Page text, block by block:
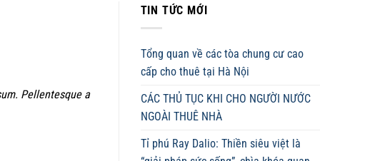
Pellentesque a
TIN TỨC MỚI
Tổng quan về các tòa chung cư cao
cấp cho thuê tại Hà Nội
CÁC THỦ TỤC KHI CHO NGƯỜI NƯỚC
NGOÀI THUÊ NHÀ
Tỉ phú Ray Dalio: Thiền siêu việt là